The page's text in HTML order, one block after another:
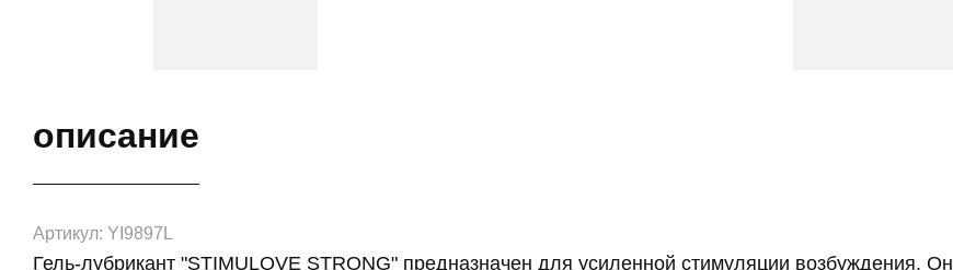
описание
Артикул: YI9897L
Гель-лубрикант "STIMULOVE STRONG" предназначен для усиленной стимуляции возбуждения. Он